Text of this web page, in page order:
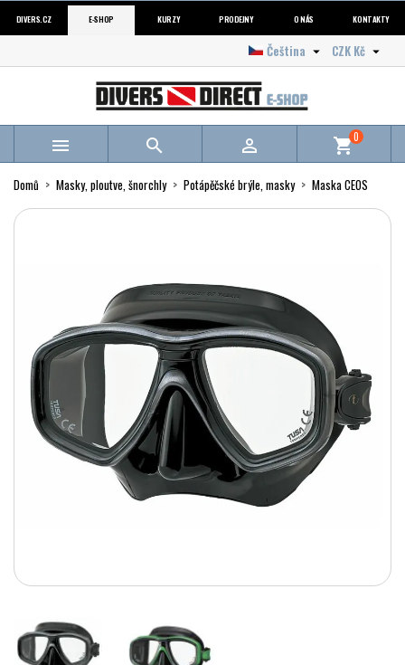
DIVERS.CZ E-SHOP KURZY PRODEJNY O NÁS KONTAKTY
CZK Kč 
Čeština 
   shopping_cart0
Domů Masky, ploutve, šnorchly Potápěčské brýle, masky Maska CEOS